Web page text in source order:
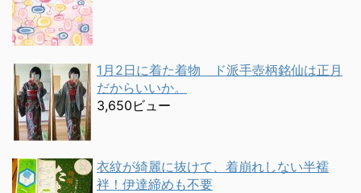
1月2日に着た着物 ド派手壺柄銘仙は正月
だからいいか。
3,650ビュー
衣紋が綺麗に抜けて、着崩れしない半襦
袢！伊達締めも不要